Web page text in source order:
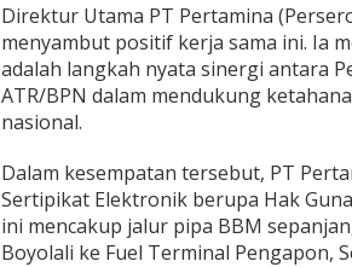
Direktur Utama PT Pertamina
menyambut positif kerja sama ini. Ia
adalah langkah nyata sinergi antara
ATR/BPN dalam mendukung
nasional.
Dalam kesempatan tersebut, PT
Sertipikat Elektronik berupa Hak
ini mencakup jalur pipa BBM
Boyolali ke Fuel Terminal Pengapon,